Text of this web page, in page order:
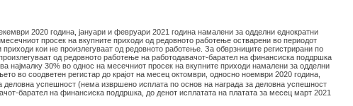
2020 година, јануари и февруари 2021 година намалени за одделни еднократни
просек на вкупните приходи од редовното работење остварени во периодот
кои не произлегуваат од редовното работење. За обврзниците регистрирани по
од редовното работење на работодавачот-барател на финансиска поддршка
најмалку 30% во однос на месечниот просек на вкупните приходи намалени за одделни
во соодветен регистар до крајот на месец октомври, односно ноември 2020 година,
успешност (нема извршено исплата по основ на награда за деловна успешност
барател на финансиска поддршка, до денот исплатата на платата за месец март 2021